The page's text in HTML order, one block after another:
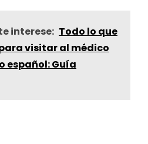
interese: Todo lo que
visitar al médico
español: Guía